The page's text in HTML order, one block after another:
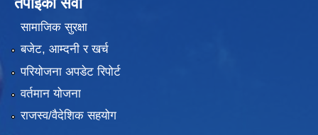
सामाजिक सुरक्षा
बजेट, आम्दनी र खर्च
परियोजना अपडेट रिपोर्ट
वर्तमान योजना
राजस्व/वैदेशिक सहयोग